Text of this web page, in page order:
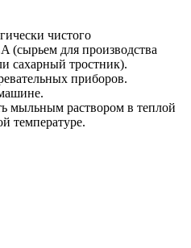
чистого
(сырьем для производства
сахарный тростник).
приборов.
мыльным раствором в теплой
температуре.